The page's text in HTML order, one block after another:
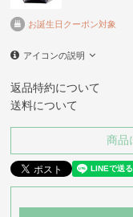
お誕生日クーポン対象
アイコンの説明
返品特約について
送料について
商品